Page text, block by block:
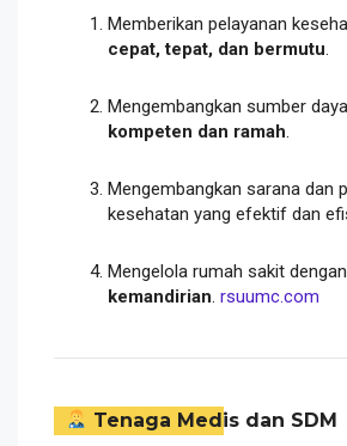
Memberikan pelayanan
cepat, tepat, dan bermutu
Mengembangkan sumber
kompeten dan ramah
Mengembangkan sarana dan
kesehatan yang efektif dan
Mengelola rumah sakit
kemandirian rsuumc.com
Tenaga Medis dan SDM